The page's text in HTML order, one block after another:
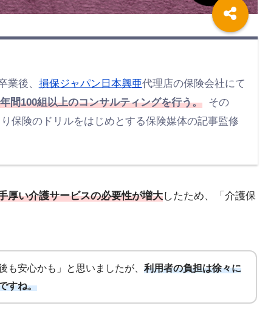
業後、 損保ジャパン日本興亜代理店の保険会社にて
年間100組以上のコンサルティングを行う。その
保険のドリルをはじめとする保険媒体の記事監修
厚い介護サービスの必要性が増大したため、「介護保
後も安心かも」と思いましたが、 利用者の負担は徐々に
すね。